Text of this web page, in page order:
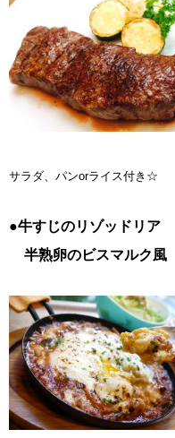
サラダ、パンorライス付き☆
●牛すじのリゾッドリア
半熟卵のビスマルク